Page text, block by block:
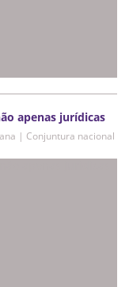
apenas jurídicas
| Conjuntura nacional